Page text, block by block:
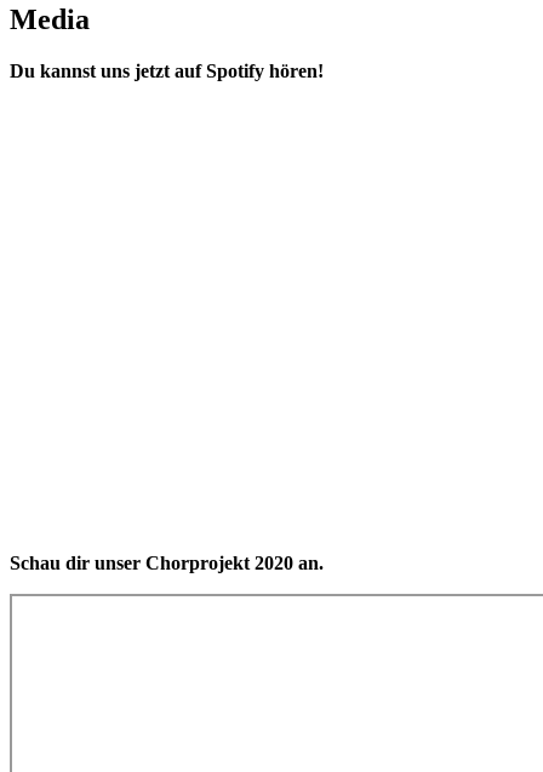
Media
Du kannst uns jetzt auf Spotify hören!
Schau dir unser Chorprojekt 2020 an.